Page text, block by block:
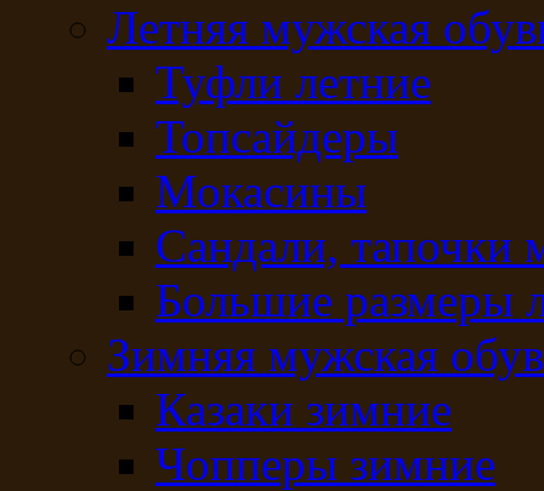
Летняя мужская
Туфли летние
Топсайдеры
Мокасины
Сандали, тапочки
Большие размеры
Зимняя мужская
Казаки зимние
Чопперы зимние